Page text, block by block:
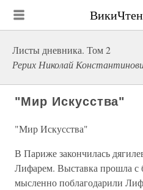
Листы дневника. Том 2
Рерих Николай
"Мир Искусства"
"Мир Искусства"
В Париже закончилась
Лифарем. Выставка прошла
мысленно поблагодарили